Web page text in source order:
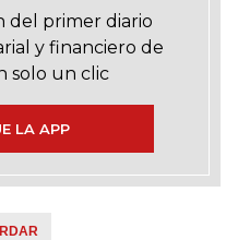
del primer diario
y financiero de
solo un clic
LA APP